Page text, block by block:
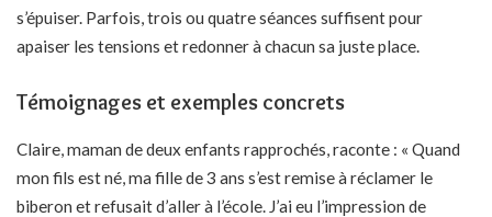
s’épuiser. Parfois, trois ou quatre séances suffisent pour
apaiser les tensions et redonner à chacun sa juste place.
Témoignages et exemples concrets
Claire, maman de deux enfants rapprochés, raconte : « Quand
mon fils est né, ma fille de 3 ans s’est remise à réclamer le
biberon et refusait d’aller à l’école. J’ai eu l’impression de